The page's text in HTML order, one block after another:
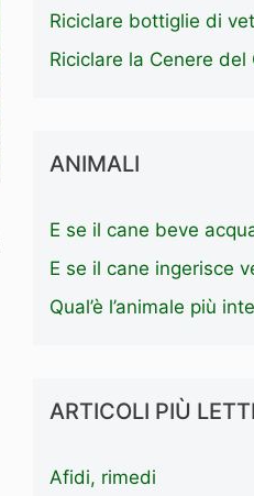
Riciclare bottiglie di
Riciclare la Cenere del
ANIMALI
E se il cane beve
E se il cane ingerisce
Qual’è l’animale più
ARTICOLI PIÙ LETTI
Afidi, rimedi